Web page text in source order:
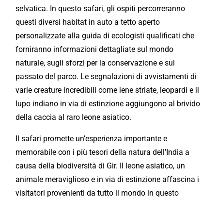
selvatica. In questo safari, gli ospiti percorreranno
questi diversi habitat in auto a tetto aperto
personalizzate alla guida di ecologisti qualificati che
forniranno informazioni dettagliate sul mondo
naturale, sugli sforzi per la conservazione e sul
passato del parco. Le segnalazioni di avvistamenti di
varie creature incredibili come iene striate, leopardi e il
lupo indiano in via di estinzione aggiungono al brivido
della caccia al raro leone asiatico.
Il safari promette un’esperienza importante e
memorabile con i più tesori della natura dell’India a
causa della biodiversità di Gir. Il leone asiatico, un
animale meraviglioso e in via di estinzione affascina i
visitatori provenienti da tutto il mondo in questo